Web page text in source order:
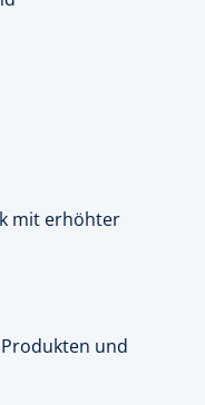
mit erhöhter
und